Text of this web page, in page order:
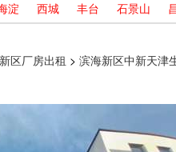
淀 西城 丰台 石景山
区厂房出租 > 滨海新区中新天津